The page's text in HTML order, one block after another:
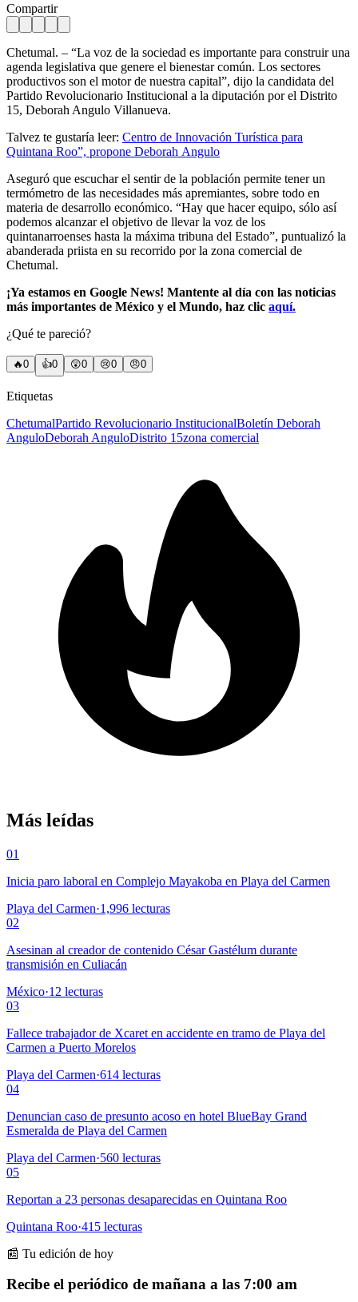
Compartir
Chetumal. – “La voz de la sociedad es importante para construir una
agenda legislativa que genere el bienestar común. Los sectores
productivos son el motor de nuestra capital”, dijo la candidata del
Partido Revolucionario Institucional a la diputación por el Distrito
15, Deborah Angulo Villanueva.
Talvez te gustaría leer: Centro de Innovación Turística para
Quintana Roo”, propone Deborah Angulo
Aseguró que escuchar el sentir de la población permite tener un
termómetro de las necesidades más apremiantes, sobre todo en
materia de desarrollo económico. “Hay que hacer equipo, sólo así
podemos alcanzar el objetivo de llevar la voz de los
quintanarroenses hasta la máxima tribuna del Estado”, puntualizó la
abanderada priista en su recorrido por la zona comercial de
Chetumal.
¡Ya estamos en Google News! Mantente al día con las noticias
más importantes de México y el Mundo, haz clic aquí.
¿Qué te pareció?
🔥0 👍0 😲0 😢0 😠0
Etiquetas
ChetumalPartido Revolucionario InstitucionalBoletín Deborah
AnguloDeborah AnguloDistrito 15zona comercial
Más leídas
01
Inicia paro laboral en Complejo Mayakoba en Playa del Carmen
Playa del Carmen·1,996 lecturas
02
Asesinan al creador de contenido César Gastélum durante
transmisión en Culiacán
México·12 lecturas
03
Fallece trabajador de Xcaret en accidente en tramo de Playa del
Carmen a Puerto Morelos
Playa del Carmen·614 lecturas
04
Denuncian caso de presunto acoso en hotel BlueBay Grand
Esmeralda de Playa del Carmen
Playa del Carmen·560 lecturas
05
Reportan a 23 personas desaparecidas en Quintana Roo
Quintana Roo·415 lecturas
📰 Tu edición de hoy
Recibe el periódico de mañana a las 7:00 am